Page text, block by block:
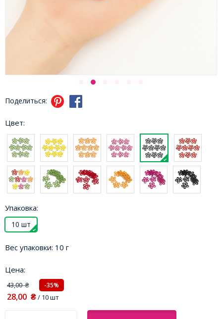
Поделиться:
Цвет:
Упаковка:
10 шт
Вес упаковки: 10 г
Цена:
43,00₴ -35%
28,00 ₴/ 10 шт